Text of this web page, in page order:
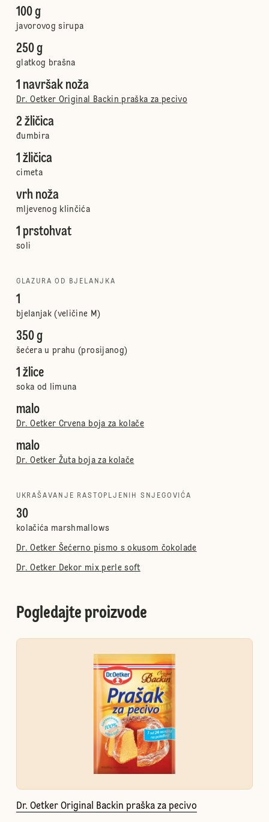
100 g
javorovog sirupa
250 g
glatkog brašna
1 navršak noža
Dr. Oetker Original Backin praška za pecivo
2 žličica
đumbira
1 žličica
cimeta
vrh noža
mljevenog klinčića
1 prstohvat
soli
GLAZURA OD BJELANJKA
1
bjelanjak (veličine M)
350 g
šećera u prahu (prosijanog)
1 žlice
soka od limuna
malo
Dr. Oetker Crvena boja za kolače
malo
Dr. Oetker Žuta boja za kolače
UKRAŠAVANJE RASTOPLJENIH SNJEGOVIĆA
30
kolačića marshmallows
Dr. Oetker Šećerno pismo s okusom čokolade
Dr. Oetker Dekor mix perle soft
Pogledajte proizvode
Dr. Oetker Original Backin praška za pecivo